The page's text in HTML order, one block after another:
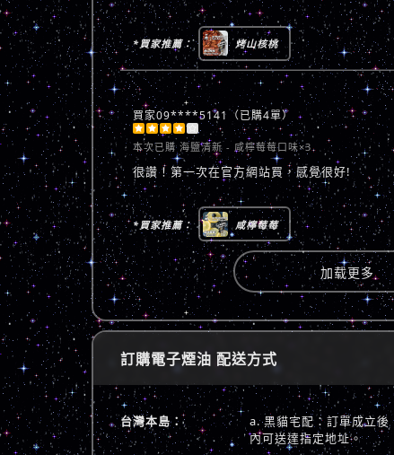
*買家推薦： 烤山核桃
買家09****5141（已購4單）
    
本次已購 海鹽清新 - 咸檸莓莓口味×3
很讚！第一次在官方網站買，感覺很好!
*買家推薦： 咸檸莓莓
加载更多
訂購電子煙油 配送方式
台灣本島：
a. 黑貓宅配：訂單成立
內可送達指定地址。